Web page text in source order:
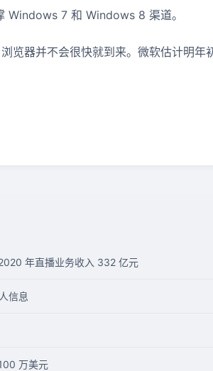
Windows 7 和 Windows 8 渠道。
览器并不会很快就到来。微软估计明年
年直播业务收入 332 亿元
信息
万美元